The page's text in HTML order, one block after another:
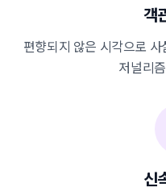
객
편향되지 않은 시각으로
저널리
신